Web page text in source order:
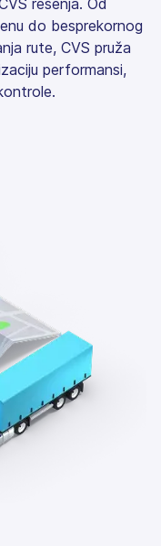
do besprekornog
rute, CVS pruža
performansi,